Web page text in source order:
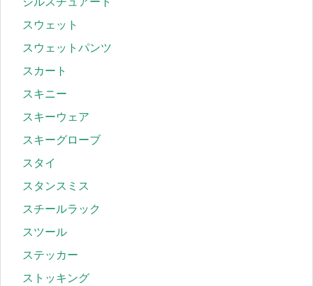
スウェット
スウェットパンツ
スカート
スキニー
スキーウェア
スキーグローブ
スタイ
スタンスミス
スチールラック
スツール
ステッカー
ストッキング